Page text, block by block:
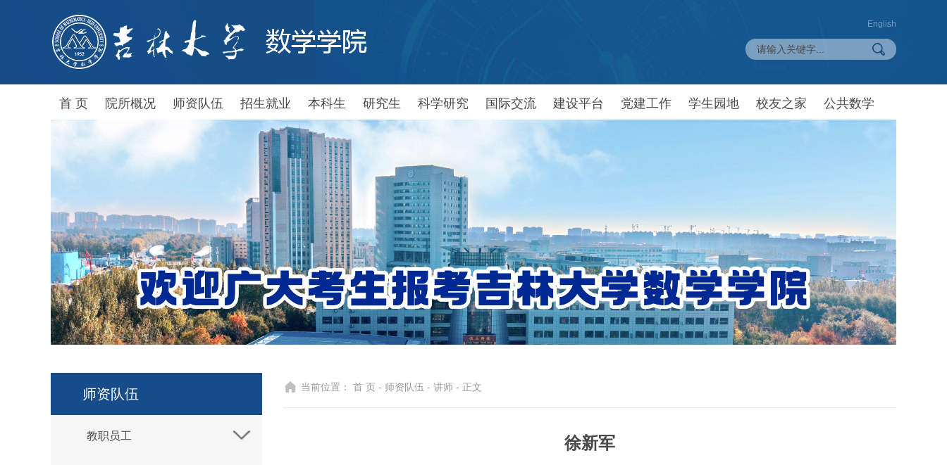
English
首 页 院所概况 师资队伍 招生就业 本科生 研究生 科学研究 国际交流 建设平台 党建工作 学生园地 校友之家 公共数学
师资队伍
教职员工
当前位置： 首 页 - 师资队伍 - 讲师 - 正文
徐新军